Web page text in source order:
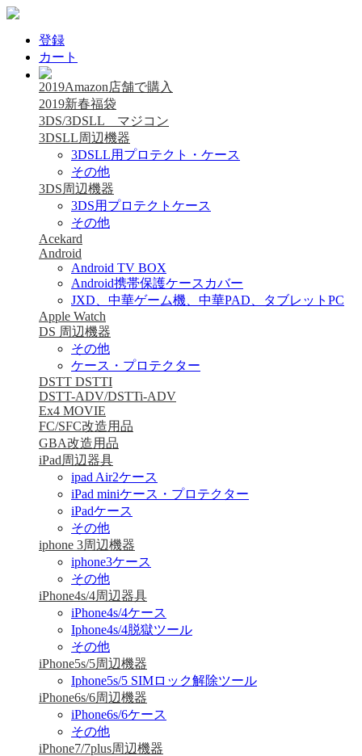
登録
カート
2019Amazon店舗で購入
2019新春福袋
3DS/3DSLL マジコン
3DSLL周辺機器
3DSLL用プロテクト・ケース
その他
3DS周辺機器
3DS用プロテクトケース
その他
Acekard
Android
Android TV BOX
Android携帯保護ケースカバー
JXD、中華ゲーム機、中華PAD、タブレットPC
Apple Watch
DS 周辺機器
その他
ケース・プロテクター
DSTT DSTTI
DSTT-ADV/DSTTi-ADV
Ex4 MOVIE
FC/SFC改造用品
GBA改造用品
iPad周辺器具
ipad Air2ケース
iPad miniケース・プロテクター
iPadケース
その他
iphone 3周辺機器
iphone3ケース
その他
iPhone4s/4周辺器具
iPhone4s/4ケース
Iphone4s/4脱獄ツール
その他
iPhone5s/5周辺機器
Iphone5s/5 SIMロック解除ツール
iPhone6s/6周辺機器
iPhone6s/6ケース
その他
iPhone7/7plus周辺機器